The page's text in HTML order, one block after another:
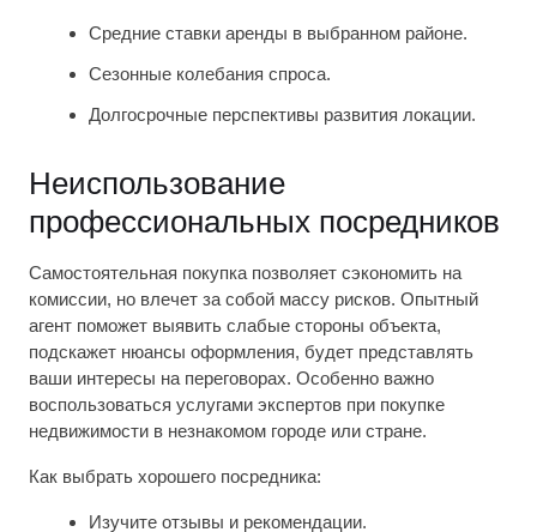
Средние ставки аренды в выбранном районе.
Сезонные колебания спроса.
Долгосрочные перспективы развития локации.
Неиспользование
профессиональных посредников
Самостоятельная покупка позволяет сэкономить на
комиссии, но влечет за собой массу рисков. Опытный
агент поможет выявить слабые стороны объекта,
подскажет нюансы оформления, будет представлять
ваши интересы на переговорах. Особенно важно
воспользоваться услугами экспертов при покупке
недвижимости в незнакомом городе или стране.
Как выбрать хорошего посредника:
Изучите отзывы и рекомендации.